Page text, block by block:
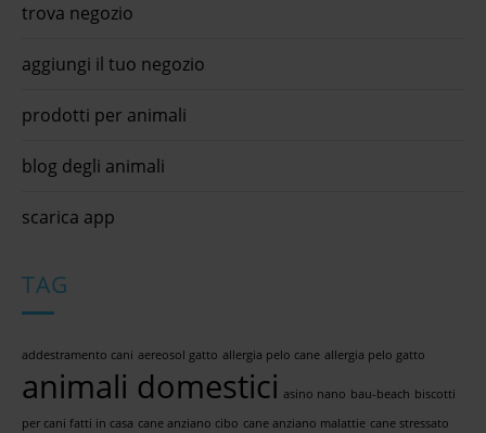
trova negozio
aggiungi il tuo negozio
prodotti per animali
blog degli animali
scarica app
TAG
addestramento cani aereosol gatto allergia pelo cane allergia pelo gatto
animali domestici asino nano bau-beach biscotti
per cani fatti in casa cane anziano cibo cane anziano malattie cane stressato